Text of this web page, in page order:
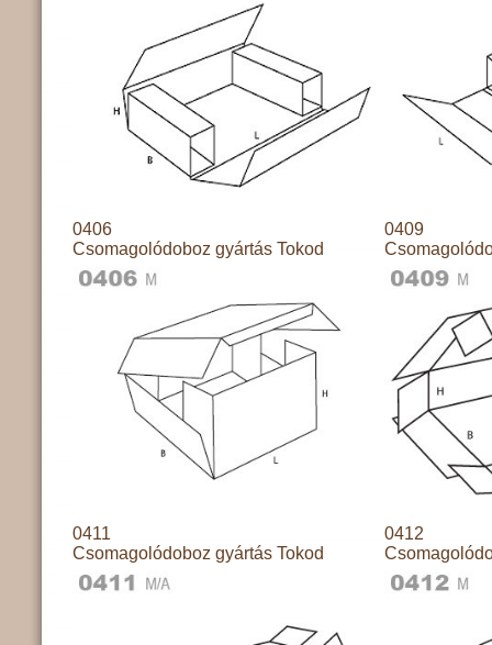
0406
Csomagolódoboz gyártás Tokod
0409
0411
Csomagolódoboz gyártás Tokod
0412